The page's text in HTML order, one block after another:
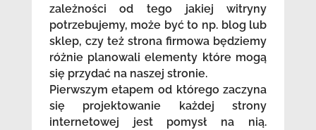
zależności od tego jakiej witryny
potrzebujemy, może być to np. blog lub
sklep, czy też strona firmowa będziemy
różnie planowali elementy które mogą
się przydać na naszej stronie.
Pierwszym etapem od którego zaczyna
się projektowanie każdej strony
internetowej jest pomysł na nią.